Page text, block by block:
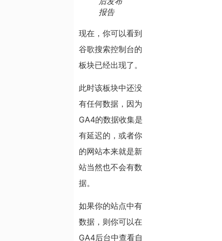
报告
现在，你可以看到
谷歌搜索控制台的
板块已经出现了。
此时该板块中还没
有任何数据，因为
GA4的数据收集是
有延迟的，或者你
的网站本来就是新
站当然也不会有数
据。
如果你的站点中有
数据，则你可以在
GA4后台中查看自